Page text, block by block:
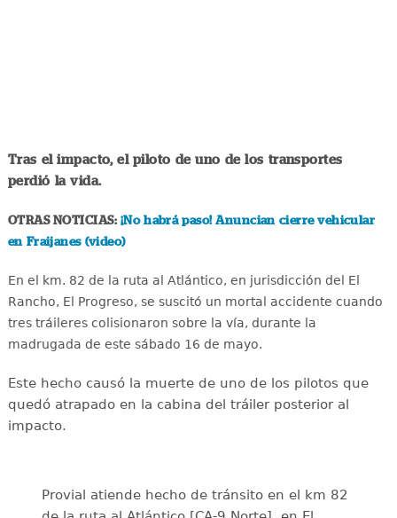
Tras el impacto, el piloto de uno de los transportes
perdió la vida.
OTRAS NOTICIAS: ¡No habrá paso! Anuncian cierre vehicular
en Fraijanes (video)
En el km. 82 de la ruta al Atlántico, en jurisdicción del El
Rancho, El Progreso, se suscitó un mortal accidente cuando
tres tráileres colisionaron sobre la vía, durante la
madrugada de este sábado 16 de mayo.
Este hecho causó la muerte de uno de los pilotos que
quedó atrapado en la cabina del tráiler posterior al
impacto.
Provial atiende hecho de tránsito en el km 82